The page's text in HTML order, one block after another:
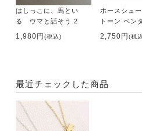
はしっこに、馬とい
る ウマと話そう 2
1,980円(税込)
ホースシュ
トーン ペン
2,750円(税
最近チェックした商品